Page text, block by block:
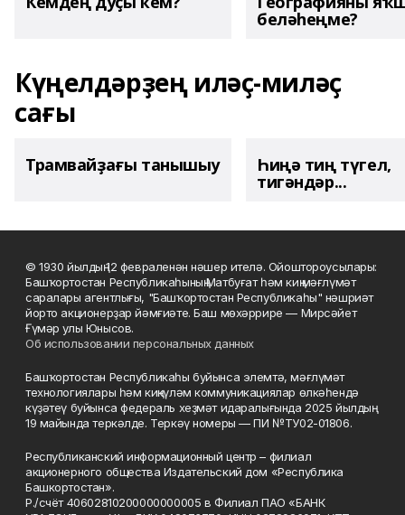
беләһеңме?
Күңелдәрҙең иләҫ-миләҫ
сағы
Трамвайҙағы танышыу Һиңә тиң түгел,
тигәндәр...
© 1930 йылдың 12 февраленән нәшер ителә. Ойоштороусылары:
Башҡортостан Республикаһының Матбуғат һәм киң мәғлүмәт
саралары агентлығы, "Башҡортостан Республикаһы" нәшриәт
йорто акционерҙар йәмғиәте. Баш мөхәррире — Мирсәйет
Ғүмәр улы Юнысов.
Об использовании персональных данных
Башҡортостан Республикаһы буйынса элемтә, мәғлүмәт
технологиялары һәм киңкүләм коммуникациялар өлкәһендә
күҙәтеү буйынса федераль хеҙмәт идаралығында 2025 йылдың
19 майында теркәлде. Теркәү номеры — ПИ №ТУ02-01806.
Республиканский информационный центр – филиал
акционерного общества Издательский дом «Республика
Башкортостан».
Р./счёт 40602810200000000005 в Филиал ПАО «БАНК